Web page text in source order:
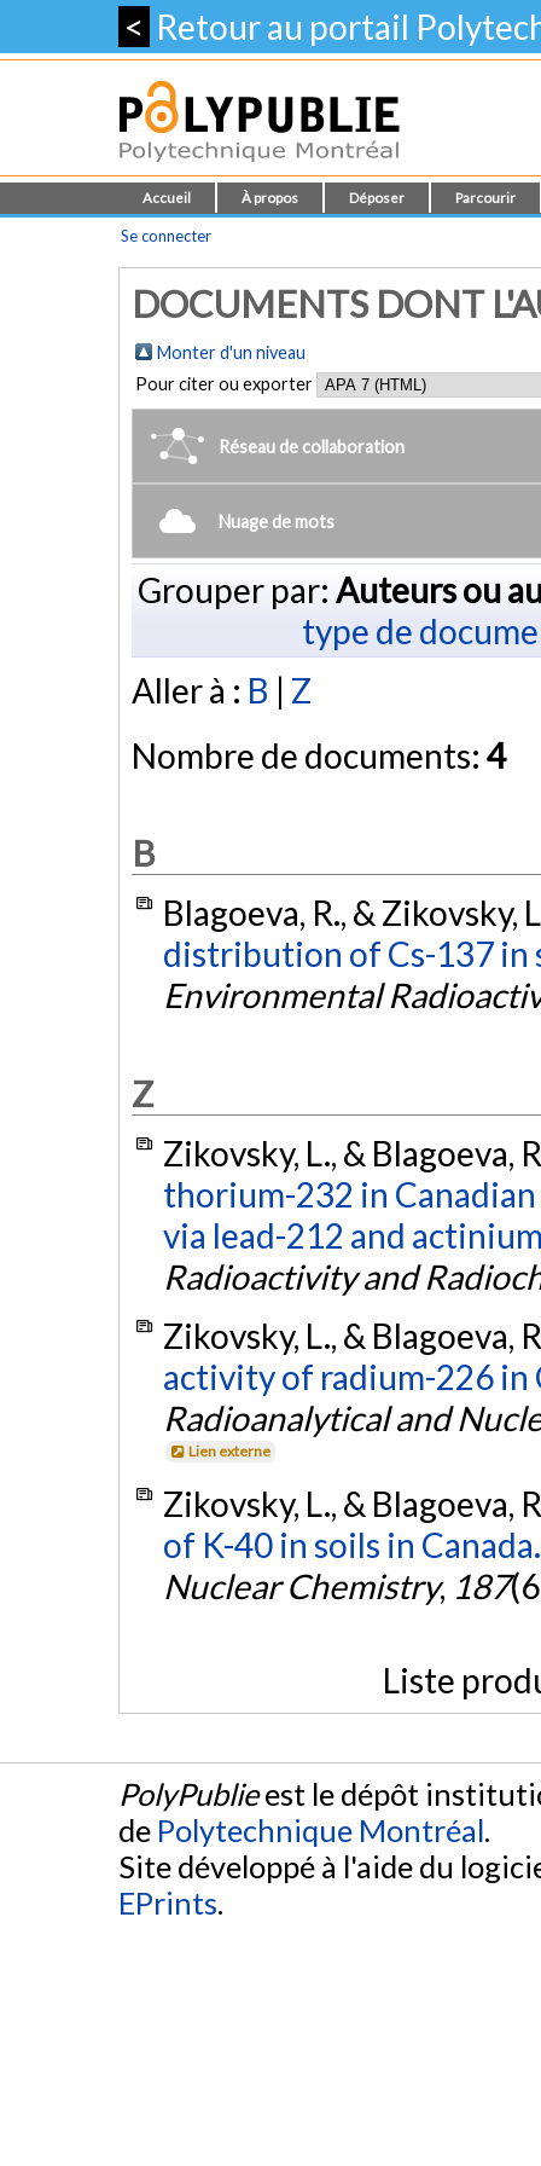
< Retour au portail
Accueil À propos Déposer Parcourir
Se connecter
DOCUMENTS DONT
Monter d'un niveau
Pour citer ou exporter
Réseau de collaboration
Nuage de mots
Grouper par: Auteurs ou
type de
Aller à : B | Z
Nombre de documents: 4
B
Blagoeva, R., & Zikovsky,
distribution of Cs-137 in
Environmental
Z
Zikovsky, L., & Blagoeva,
thorium-232 in
via lead-212 and
Radioactivity and
Zikovsky, L., & Blagoeva,
activity of radium-226 in
Radioanalytical and
Lien externe
Zikovsky, L., & Blagoeva,
of K-40 in soils in Canada.
Nuclear Chemistry, 187
Liste
PolyPublieest le dépôt
de Polytechnique Montréal.
Site développé à l'aide du
EPrints.